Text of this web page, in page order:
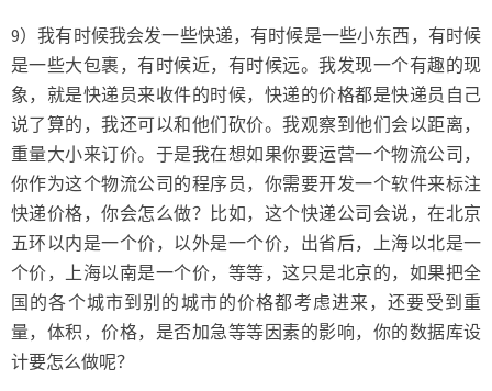
9）我有时候我会发一些快递，有时候是一些小东西，有时候
是一些大包裹，有时候近，有时候远。我发现一个有趣的现
象，就是快递员来收件的时候，快递的价格都是快递员自己
说了算的，我还可以和他们砍价。我观察到他们会以距离，
重量大小来订价。于是我在想如果你要运营一个物流公司，
你作为这个物流公司的程序员，你需要开发一个软件来标注
快递价格，你会怎么做？比如，这个快递公司会说，在北京
五环以内是一个价，以外是一个价，出省后，上海以北是一
个价，上海以南是一个价，等等，这只是北京的，如果把全
国的各个城市到别的城市的价格都考虑进来，还要受到重
量，体积，价格，是否加急等等因素的影响，你的数据库设
计要怎么做呢？